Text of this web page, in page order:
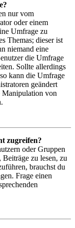
nur vom
oder einem
Umfrage zu
Themas; dieser ist
niemand eine
die Umfrage
Sollte allerdings
kann die Umfrage
geändert
Manipulation von
zugreifen?
oder Gruppen
zu lesen, zu
brauchst du
Frage einen